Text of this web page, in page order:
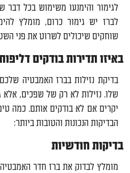
לגימור והימנעו משימוש בכל דבר
לברז יש גימור כרום, מומלץ
שוחקים שיכולים לשרוט את פני
באיזו תדירות בודקים
בדיקת נזילות בברז האמבטיה
שלו. נזילות לא רק של שפכים, אלא
יקרים אם לא בודקים אותם. כמה
הבדיקות הנכונות והטובות ביותר:
בדיקות חודשיות
מומלץ לבדוק את ברז חדר